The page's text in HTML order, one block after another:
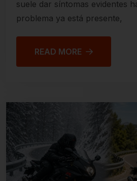
suele dar síntomas evidentes
problema ya está presente,
READ MORE